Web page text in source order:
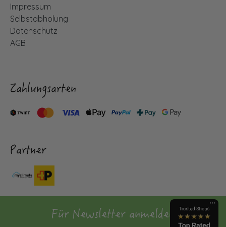
Impressum
Selbstabholung
Datenschutz
AGB
Zahlungsarten
Partner
Für Newsletter anmelden